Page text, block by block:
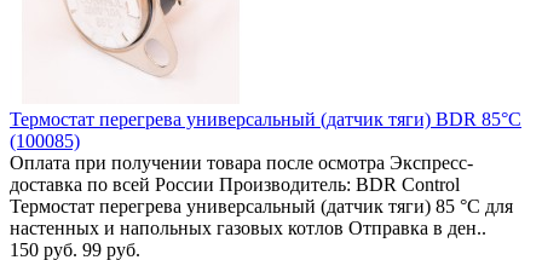
Термостат перегрева универсальный (датчик тяги) BDR 85°C
(100085)
Оплата при получении товара после осмотра Экспресс-
доставка по всей России Производитель: BDR Control
Термостат перегрева универсальный (датчик тяги) 85 °C для
настенных и напольных газовых котлов Отправка в ден..
150 руб. 99 руб.